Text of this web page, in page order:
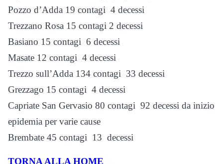
Pozzo d’Adda 19 contagi 4 decessi
Trezzano Rosa 15 contagi 2 decessi
Basiano 15 contagi 6 decessi
Masate 12 contagi 4 decessi
Trezzo sull’Adda 134 contagi 33 decessi
Grezzago 15 contagi 4 decessi
Capriate San Gervasio 80 contagi 92 decessi da inizio
epidemia per varie cause
Brembate 45 contagi 13 decessi
TORNA ALLA HOME